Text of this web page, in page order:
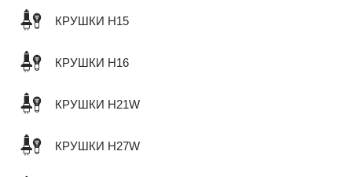
КРУШКИ H15
КРУШКИ H16
КРУШКИ H21W
КРУШКИ H27W